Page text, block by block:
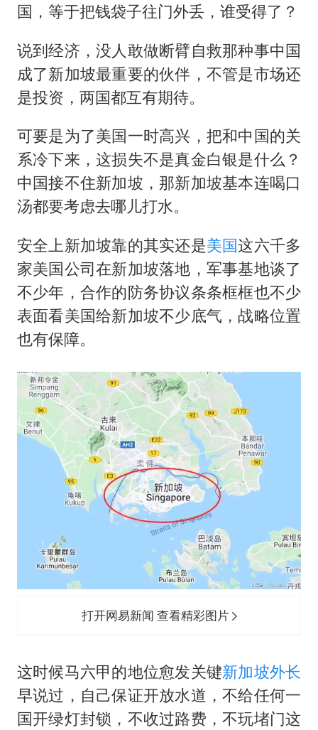
国，等于把钱袋子往门外丢，谁受得了？
说到经济，没人敢做断臂自救那种事中国
成了新加坡最重要的伙伴，不管是市场还
是投资，两国都互有期待。
可要是为了美国一时高兴，把和中国的关
系冷下来，这损失不是真金白银是什么？
中国接不住新加坡，那新加坡基本连喝口
汤都要考虑去哪儿打水。
安全上新加坡靠的其实还是美国这六千多
家美国公司在新加坡落地，军事基地谈了
不少年，合作的防务协议条条框框也不少
表面看美国给新加坡不少底气，战略位置
也有保障。
打开网易新闻 查看精彩图片
这时候马六甲的地位愈发关键新加坡外长
早说过，自己保证开放水道，不给任何一
国开绿灯封锁，不收过路费，不玩堵门这